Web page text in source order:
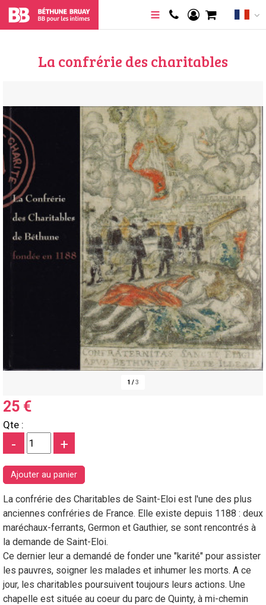
La confrérie des charitables
1 /3
25 €
Qte :
- +
La confrérie des Charitables de Saint-Eloi est l'une des plus
anciennes confréries de France. Elle existe depuis 1188 : deux
maréchaux-ferrants, Germon et Gauthier, se sont rencontrés à
la demande de Saint-Eloi.
Ce dernier leur a demandé de fonder une "karité" pour assister
les pauvres, soigner les malades et inhumer les morts. A ce
jour, les charitables poursuivent toujours leurs actions. Une
chapelle est située au coeur du parc de Quinty, à mi-chemin